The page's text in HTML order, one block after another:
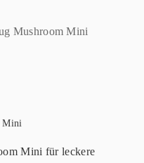
Mini
Mini für leckere